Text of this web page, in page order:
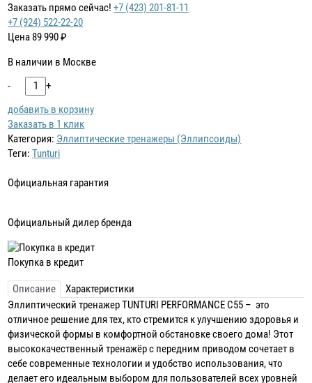
Заказать прямо сейчас! +7 (423) 201-81-11
+7 (924) 522-22-20
Цена 89 990₽
В наличии в Москве
-
+
добавить в корзину
Заказать в 1 клик
Категория: Эллиптические тренажеры (Эллипсоиды)
Теги:Tunturi
Официальная гарантия
Официальный дилер бренда
Покупка в кредит
Описание
Характеристики
Эллиптический тренажер TUNTURI PERFORMANCE C55 – это
отличное решение для тех, кто стремится к улучшению здоровья и
физической формы в комфортной обстановке своего дома! Этот
высококачественный тренажёр с передним приводом сочетает в
себе современные технологии и удобство использования, что
делает его идеальным выбором для пользователей всех уровней